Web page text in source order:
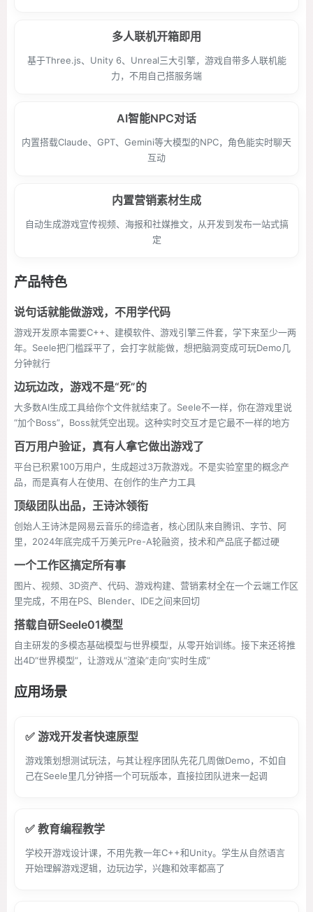
多人联机开箱即用
基于Three.js、Unity 6、Unreal三大引擎，游戏自带多人联机能
力，不用自己搭服务端
AI智能NPC对话
内置搭载Claude、GPT、Gemini等大模型的NPC，角色能实时聊天
互动
内置营销素材生成
自动生成游戏宣传视频、海报和社媒推文，从开发到发布一站式搞
定
产品特色
说句话就能做游戏，不用学代码
游戏开发原本需要C++、建模软件、游戏引擎三件套，学下来至少一两
年。Seele把门槛踩平了，会打字就能做，想把脑洞变成可玩Demo几
分钟就行
边玩边改，游戏不是“死”的
大多数AI生成工具给你个文件就结束了。Seele不一样，你在游戏里说
“加个Boss”，Boss就凭空出现。这种实时交互才是它最不一样的地方
百万用户验证，真有人拿它做出游戏了
平台已积累100万用户，生成超过3万款游戏。不是实验室里的概念产
品，而是真有人在使用、在创作的生产力工具
顶级团队出品，王诗沐领衔
创始人王诗沐是网易云音乐的缔造者，核心团队来自腾讯、字节、阿
里，2024年底完成千万美元Pre-A轮融资，技术和产品底子都过硬
一个工作区搞定所有事
图片、视频、3D资产、代码、游戏构建、营销素材全在一个云端工作区
里完成，不用在PS、Blender、IDE之间来回切
搭载自研Seele01模型
自主研发的多模态基础模型与世界模型，从零开始训练。接下来还将推
出4D“世界模型”，让游戏从“渲染”走向“实时生成”
应用场景
✅ 游戏开发者快速原型
游戏策划想测试玩法，与其让程序团队先花几周做Demo，不如自
己在Seele里几分钟搭一个可玩版本，直接拉团队进来一起调
✅ 教育编程教学
学校开游戏设计课，不用先教一年C++和Unity。学生从自然语言
开始理解游戏逻辑，边玩边学，兴趣和效率都高了